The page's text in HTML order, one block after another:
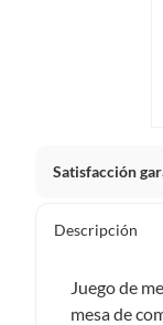
Satisfacción
primeros 30
sellos
Descripción
Juego de
mesa de